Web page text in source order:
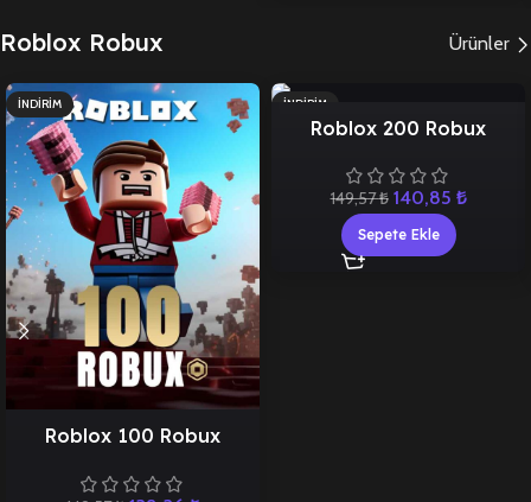
Roblox Robux Ürünler
İNDIRIM
Roblox 100 Robux
İNDIRIM
Roblox 200 Robux
149,57₺ 140,85 ₺
Sepete Ekle